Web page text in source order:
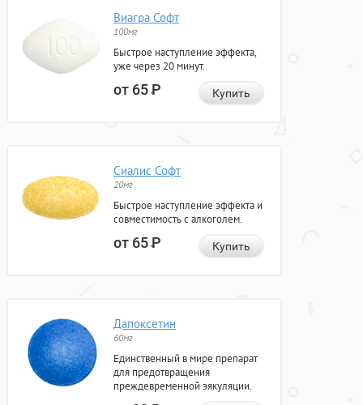
Виагра Софт
100мг
Быстрое наступление эффекта,
уже через 20 минут.
от 65Р Купить
Сиалис Софт
20мг
Быстрое наступление эффекта и
совместимость с алкоголем.
от 65Р Купить
Дапоксетин
60мг
Единственный в мире препарат
для предотвращения
преждевременной эякуляции.